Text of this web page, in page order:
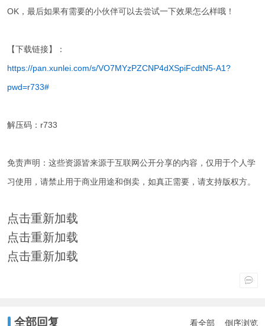
OK，最后如果有需要的小伙伴可以去尝试一下效果怎么样哦！
【下载链接】：
https://pan.xunlei.com/s/VO7MYzPZCNP4dXSpiFcdtN5-A1?
pwd=r733#
解压码：r733
免责声明：这些资源皆来源于互联网公开分享的内容，仅用于个人学
习使用，请禁止用于商业用途和倒卖，如真正需要，请支持版权方。
点击重新加载
点击重新加载
点击重新加载
全部回复 看全部 倒序浏览